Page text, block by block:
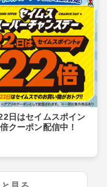
日はセイムスポイン
クーポン配信中！